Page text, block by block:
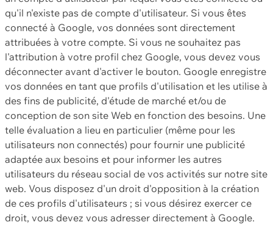
qu'il n'existe pas de compte d'utilisateur. Si vous êtes
connecté à Google, vos données sont directement
attribuées à votre compte. Si vous ne souhaitez pas
l'attribution à votre profil chez Google, vous devez vous
déconnecter avant d'activer le bouton. Google enregistre
vos données en tant que profils d'utilisation et les utilise à
des fins de publicité, d'étude de marché et/ou de
conception de son site Web en fonction des besoins. Une
telle évaluation a lieu en particulier (même pour les
utilisateurs non connectés) pour fournir une publicité
adaptée aux besoins et pour informer les autres
utilisateurs du réseau social de vos activités sur notre site
web. Vous disposez d'un droit d'opposition à la création
de ces profils d'utilisateurs ; si vous désirez exercer ce
droit, vous devez vous adresser directement à Google.